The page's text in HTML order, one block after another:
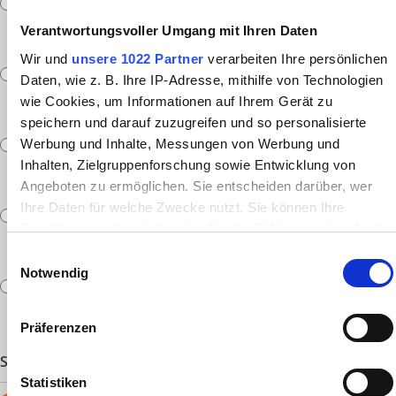
Verantwortungsvoller Umgang mit Ihren Daten
Wir und unsere 1022 Partner verarbeiten Ihre persönlichen
Daten, wie z. B. Ihre IP-Adresse, mithilfe von Technologien
wie Cookies, um Informationen auf Ihrem Gerät zu
speichern und darauf zuzugreifen und so personalisierte
Werbung und Inhalte, Messungen von Werbung und
Inhalten, Zielgruppenforschung sowie Entwicklung von
Angeboten zu ermöglichen. Sie entscheiden darüber, wer
Ihre Daten für welche Zwecke nutzt. Sie können Ihre
Einwilligung jederzeit über die Cookie-Erklärung oder durch
widerrufen
Informationen über Ihre geografische Lage erfassen,
Ihr Gerät durch aktives Scannen nach bestimmten
Notwendig
Präferenzen
Statistiken
Armlehne L, bodennah, B 22 cm, H 66/69 cm
Armlehne M, bodennah, B 21 cm, H 58/61 cm
Armlehne R, bodenfrei, B 21 cm, H 58/61 cm
Armlehne P, bodennah, B 17 cm, H 60/63 cm
SITZHÖHE